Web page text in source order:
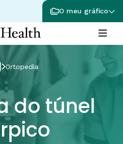
O meu gráfico
Ortopedia
do túnel